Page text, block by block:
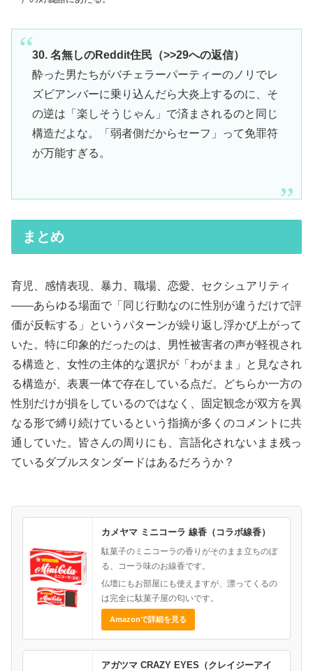
30. 名無しのReddit住民（>>29への返信）
酔った男たちがバチェラーパーティーのノリでレ
ズビアンバーに乗り込んだら大炎上するのに、そ
の逆は「楽しそうじゃん」で済まされるのと同じ
構造だよな。「弱者側だからセーフ」って免罪符
が万能すぎる。
まとめ
育児、感情表現、暴力、職場、恋愛、セクシュアリティ
――あらゆる場面で「同じ行動なのに性別が違うだけで評
価が反転する」というパターンが繰り返し浮かび上がって
いた。特に印象的だったのは、男性被害者の声が軽視され
る構造と、女性の主体的な選択が「わがまま」と見なされ
る構造が、表裏一体で存在している点だ。どちらか一方の
性別だけが損をしているのではなく、固定観念が双方を異
なる形で縛り続けているという指摘が多くのコメントに共
通していた。皆さんの周りにも、言語化されないまま残っ
ているダブルスタンダードはあるだろうか？
カメヤマ ミニコーラ 線香（コラボ線香）
駄菓子のミニコーラの香りがそのまま立ちのぼ
る、コーラ味のお線香です。
仏壇にもお部屋にも使えますが、漂ってくるの
は完全に駄菓子屋の匂いです。
Amazonで詳細を見る
アガツマ CRAZY EYES（クレイジーアイ